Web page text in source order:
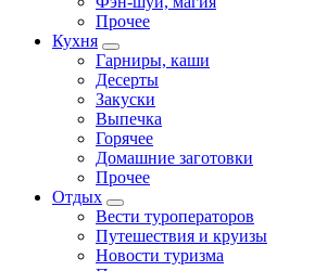
Прочее
Кухня
Гарниры, каши
Десерты
Закуски
Выпечка
Горячее
Домашние заготовки
Прочее
Отдых
Вести туроператоров
Путешествия и круизы
Новости туризма